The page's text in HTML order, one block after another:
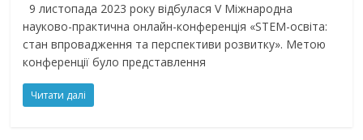
9 листопада 2023 року відбулася V Міжнародна
науково-практична онлайн-конференція «STEM-освіта:
стан впровадження та перспективи розвитку». Метою
конференції було представлення
Читати далі